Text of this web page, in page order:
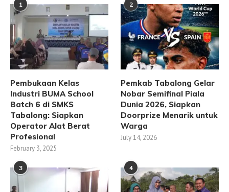
1
Pembukaan Kelas
Industri BUMA School
Batch 6 di SMKS
Tabalong: Siapkan
Operator Alat Berat
Profesional
February 3, 2025
2
Pemkab Tabalong Gelar
Nobar Semifinal Piala
Dunia 2026, Siapkan
Doorprize Menarik untuk
Warga
July 14, 2026
3 4